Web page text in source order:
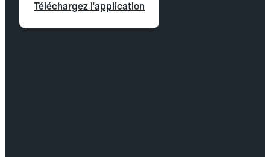
Téléchargez l'application